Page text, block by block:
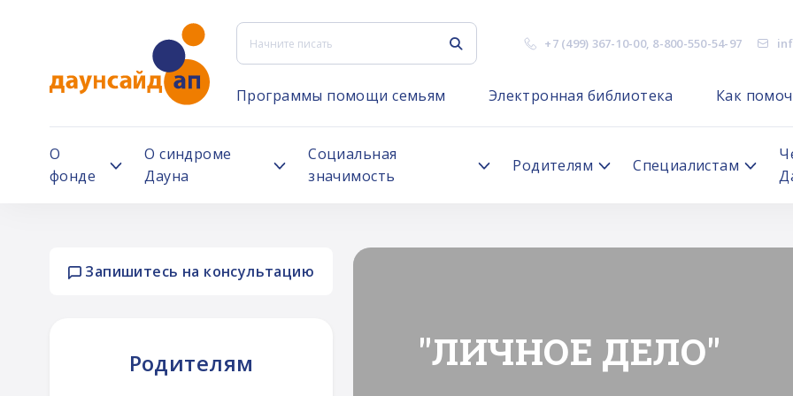
+7 (499) 367-10-00, 8-800-550-54-97
Программы помощи семьям Электронная библиотека Как
О
фонде
О синдроме
Дауна
Социальная
значимость
Родителям Специалистам
Запишитесь на консультацию
Родителям "ЛИЧНОЕ ДЕЛО"